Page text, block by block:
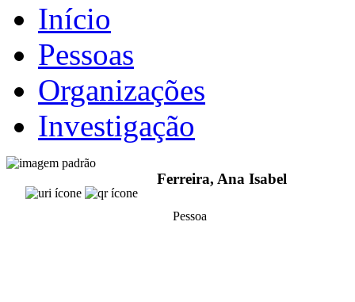
Início
Pessoas
Organizações
Investigação
Ferreira, Ana Isabel
Pessoa